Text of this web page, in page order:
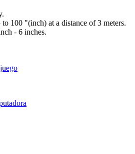
to 100 "(inch) at a distance of 3 meters.
- 6 inches.